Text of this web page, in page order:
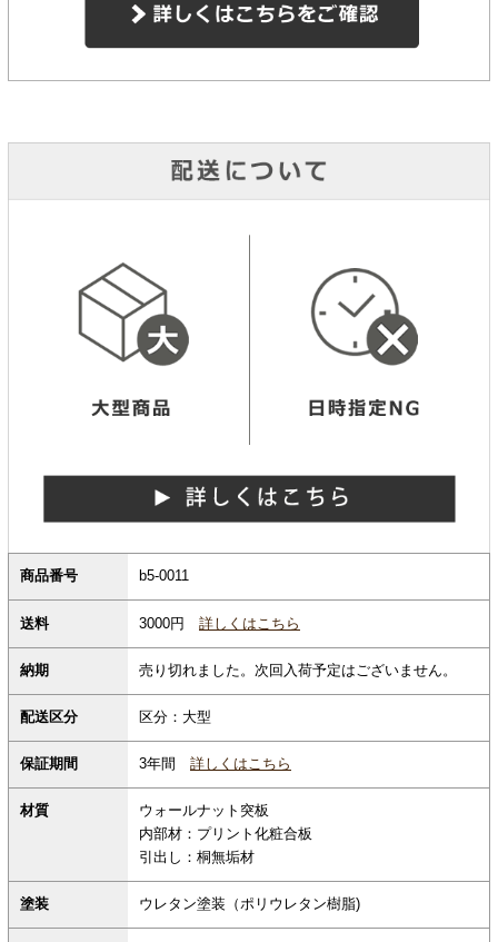
商品番号 b5-0011
送料 3000円 詳しくはこちら
納期 売り切れました。次回入荷予定はございません。
配送区分 区分：大型
保証期間 3年間 詳しくはこちら
材質
ウォールナット突板
内部材：プリント化粧合板
引出し：桐無垢材
塗装 ウレタン塗装（ポリウレタン樹脂)